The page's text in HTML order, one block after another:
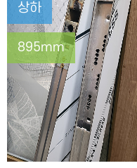
상하
895mm